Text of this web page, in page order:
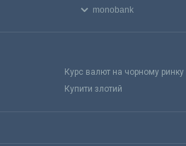
monobank
Курс валют на чорному ринку
Купити злотий